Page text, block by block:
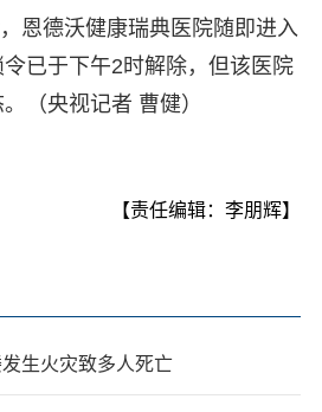
恩德沃健康瑞典医院随即进入
已于下午2时解除，但该医院
（央视记者 曹健）
【责任编辑：李朋辉】
生火灾致多人死亡